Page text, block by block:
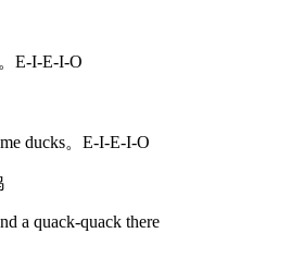
E-I-E-I-O
ducks。E-I-E-I-O
a quack-quack there